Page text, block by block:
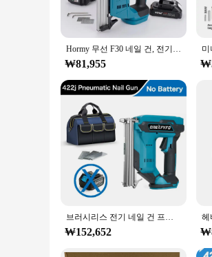
**Designed for Versatility and
This nail charger set isn't just
cable included in the set allows
while the efficient charging ensures
**Tailored for the Beauty
valuable asset for both
charger set is an investment that
Hormy 무선 F30 네일 건, 전기 가구 목공 태커 스테이플러, 목공 전동 공구 스테이플 건, 마키타 18V 배터리용
₩81,955
브러시리스 전기 네일 건 프레임 타정기 태커, 가구 스테이플 건, 목공 도구, 마키타 18V 배터리용, F30, 422J, 1022J
₩152,652